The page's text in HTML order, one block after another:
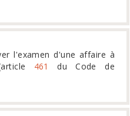
l'examen d'une affaire à
461
du Code de